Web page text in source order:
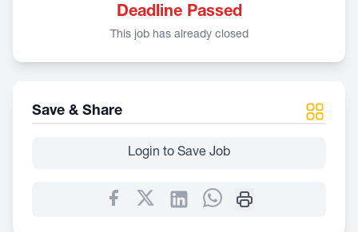
Deadline Passed
This job has already closed
Save & Share
Login to Save Job